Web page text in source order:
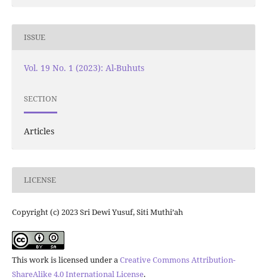
ISSUE
Vol. 19 No. 1 (2023): Al-Buhuts
SECTION
Articles
LICENSE
Copyright (c) 2023 Sri Dewi Yusuf, Siti Muthi’ah
This work is licensed under aCreative Commons Attribution-
ShareAlike 4.0 International License.